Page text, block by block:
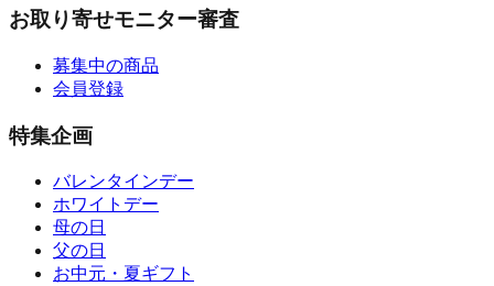
お取り寄せモニター審査
募集中の商品
会員登録
特集企画
バレンタインデー
ホワイトデー
母の日
父の日
お中元・夏ギフト